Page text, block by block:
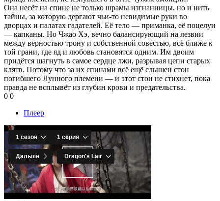
Она несёт на спине не только шрамы изгнанницы, но и нить
тайны, за которую дергают чьи-то невидимые руки во
дворцах и палатах гадателей. Её тело — приманка, её поцелуи
— капканы. Но Чжао Хэ, вечно балансирующий на лезвии
между верностью трону и собственной совестью, всё ближе к
той грани, где яд и любовь становятся одним. Им двоим
придётся шагнуть в самое сердце лжи, разрывая цепи старых
клятв. Потому что за их спинами всё ещё слышен стон
погибшего Лунного племени — и этот стон не стихнет, пока
правда не всплывёт из глубин крови и предательства.
0 0
Плеер